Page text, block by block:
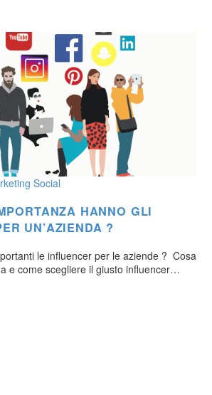
Social
HANNO GLI
UN’AZIENDA ?
le influencer per le aziende ? Cosa
e come scegliere il giusto influencer…